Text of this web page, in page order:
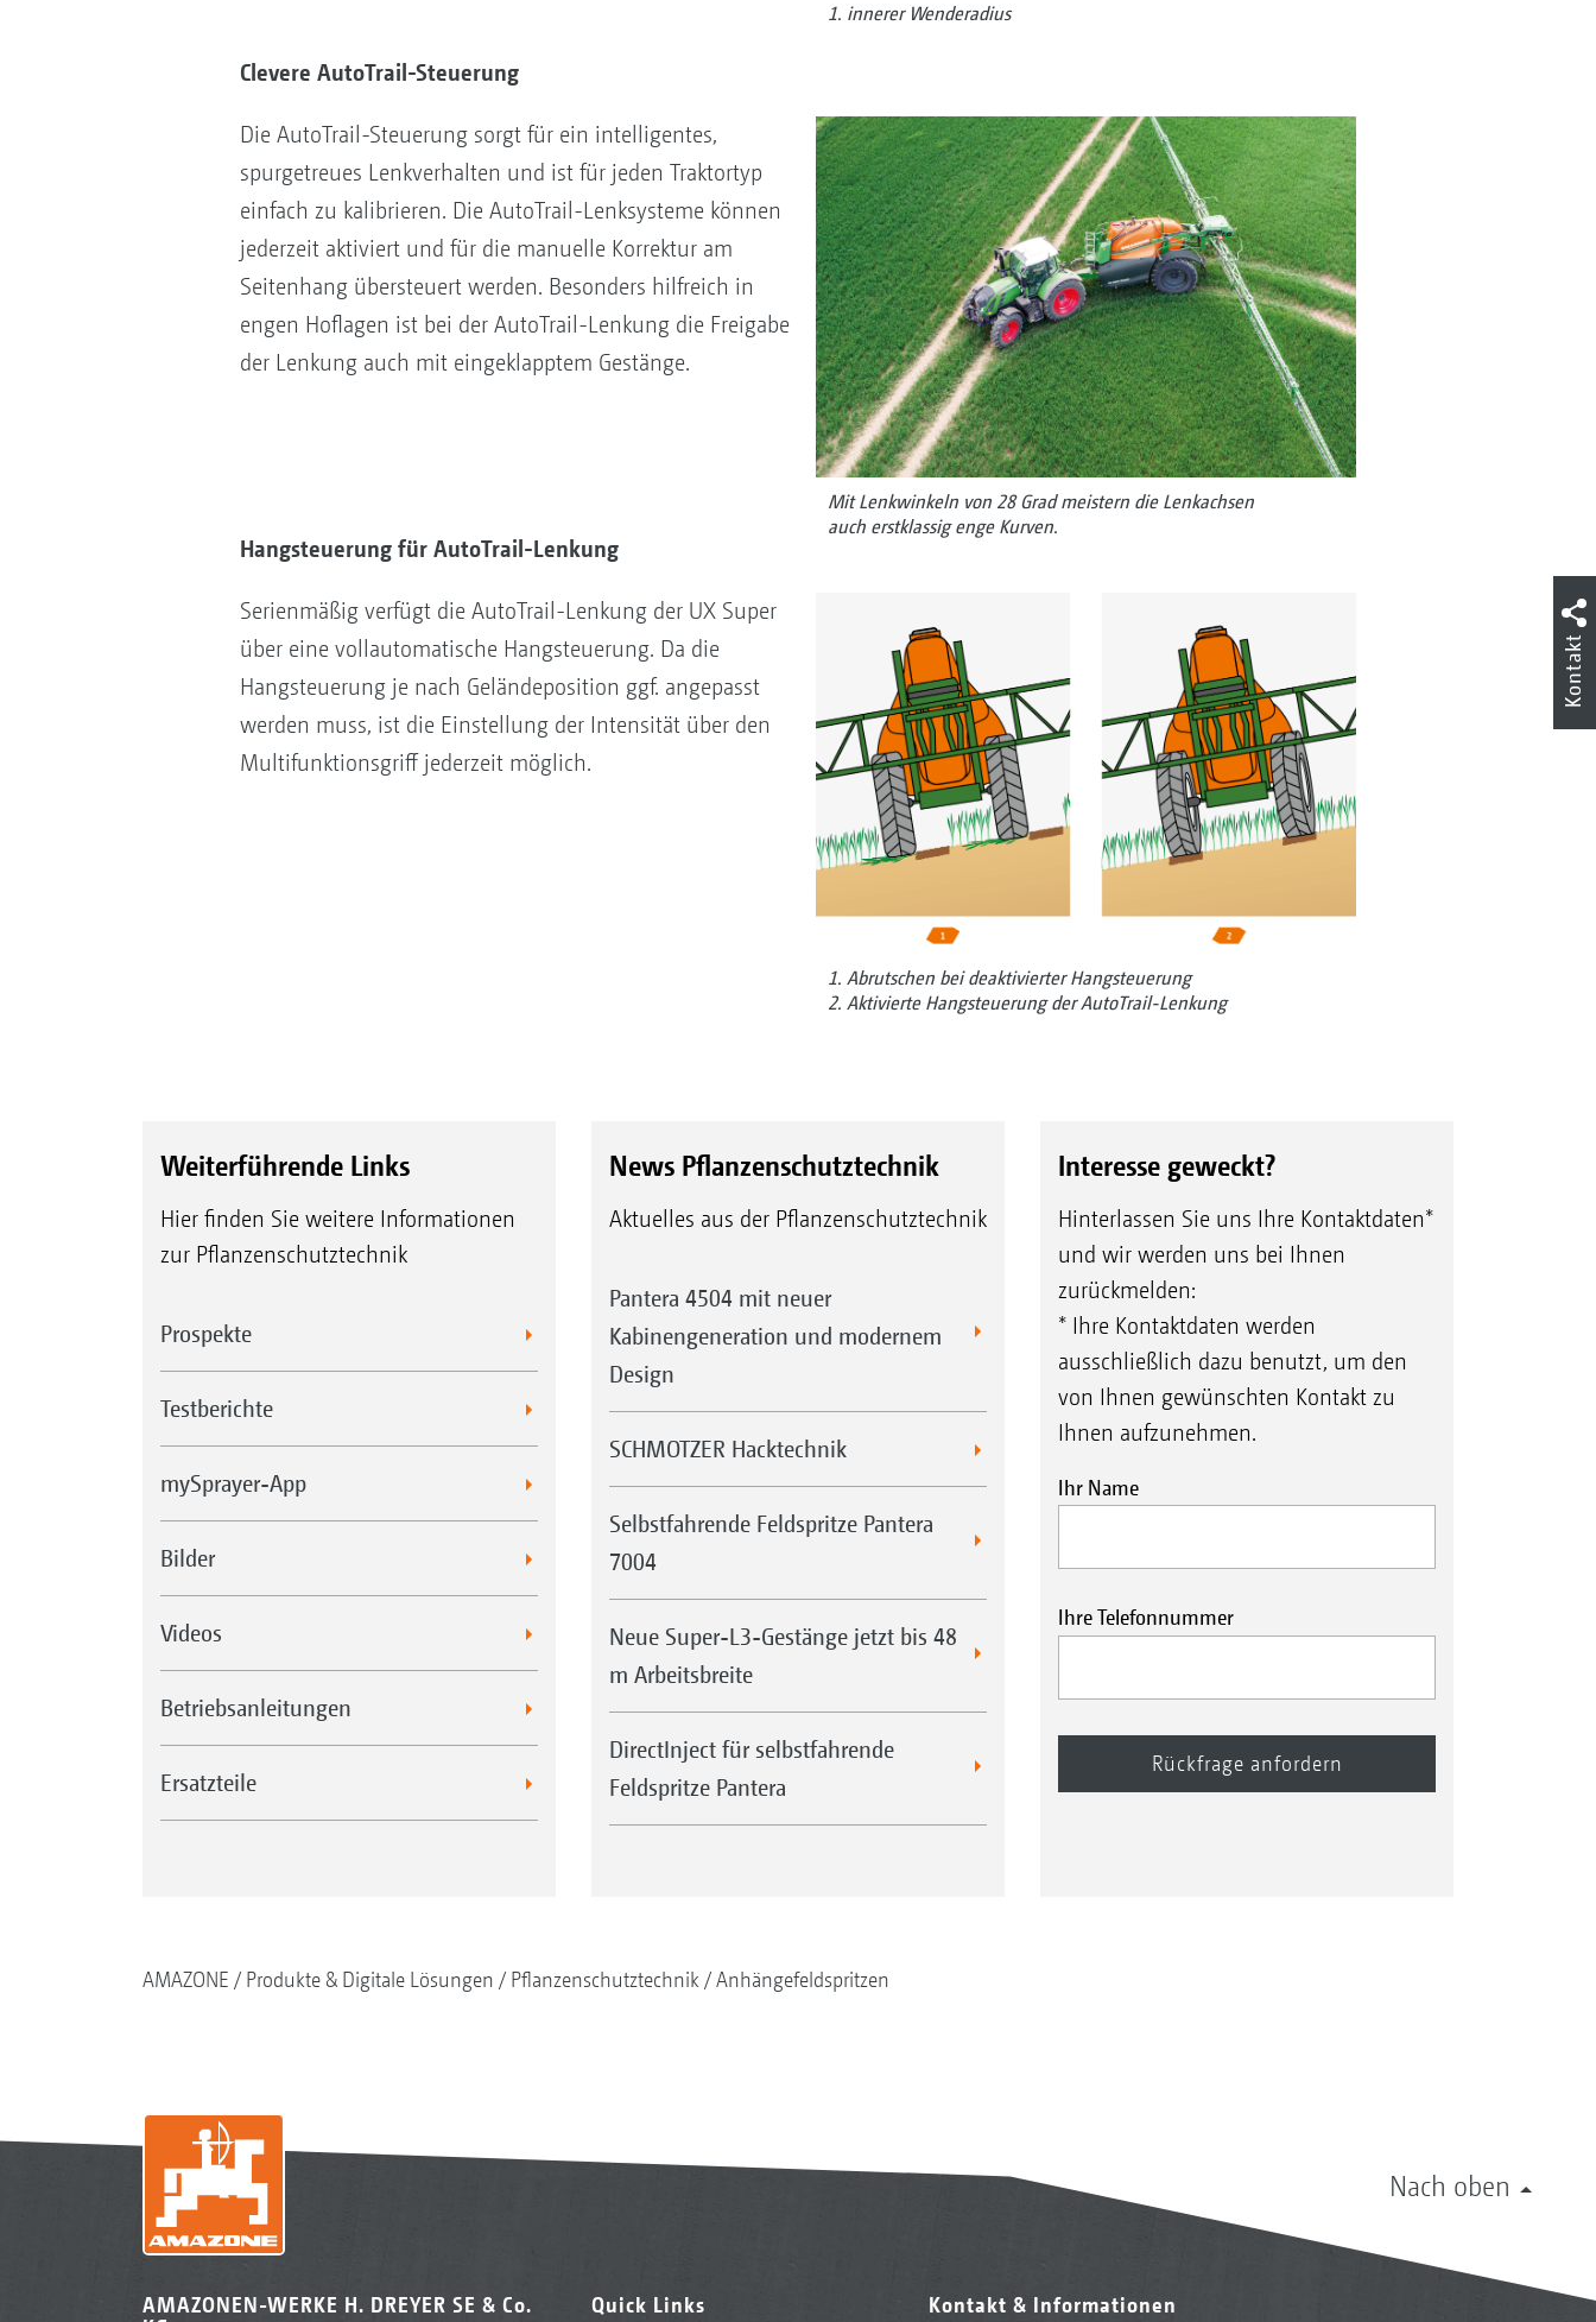
1. innerer Wenderadius
Clevere AutoTrail-Steuerung
Mit Lenkwinkeln von 28 Grad meistern die Lenkachsen
auch erstklassig enge Kurven.
Die AutoTrail-Steuerung sorgt für ein intelligentes,
spurgetreues Lenkverhalten und ist für jeden Traktortyp
einfach zu kalibrieren. Die AutoTrail-Lenksysteme können
jederzeit aktiviert und für die manuelle Korrektur am
Seitenhang übersteuert werden. Besonders hilfreich in
engen Hoflagen ist bei der AutoTrail-Lenkung die Freigabe
der Lenkung auch mit eingeklapptem Gestänge.
Hangsteuerung für AutoTrail-Lenkung
1. Abrutschen bei deaktivierter Hangsteuerung
2. Aktivierte Hangsteuerung der AutoTrail-Lenkung
Serienmäßig verfügt die AutoTrail-Lenkung der UX Super
über eine vollautomatische Hangsteuerung. Da die
Hangsteuerung je nach Geländeposition ggf. angepasst
werden muss, ist die Einstellung der Intensität über den
Multifunktionsgriff jederzeit möglich.
Weiterführende Links
Hier finden Sie weitere Informationen
zur Pflanzenschutztechnik
Prospekte
Testberichte
mySprayer-App
Bilder
Videos
Betriebsanleitungen
Ersatzteile
News Pflanzenschutztechnik
Aktuelles aus der Pflanzenschutztechnik
Pantera 4504 mit neuer
Kabinengeneration und modernem
Design
SCHMOTZER Hacktechnik
Selbstfahrende Feldspritze Pantera
7004
Neue Super-L3-Gestänge jetzt bis 48
m Arbeitsbreite
DirectInject für selbstfahrende
Feldspritze Pantera
Interesse geweckt?
Hinterlassen Sie uns Ihre Kontaktdaten*
und wir werden uns bei Ihnen
zurückmelden:
* Ihre Kontaktdaten werden
ausschließlich dazu benutzt, um den
von Ihnen gewünschten Kontakt zu
Ihnen aufzunehmen.
Ihr Name
Ihre Telefonnummer
AMAZONE Produkte & Digitale Lösungen Pflanzenschutztechnik Anhängefeldspritzen
Nach oben
AMAZONEN-WERKE H. DREYER SE & Co.
Quick Links Kontakt & Informationen
Kontakt